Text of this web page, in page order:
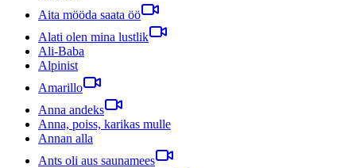
Aita mööda saata öö
Alati olen mina lustlik
Ali-Baba
Alpinist
Amarillo
Anna andeks
Anna, poiss, karikas mulle
Annan alla
Ants oli aus saunamees